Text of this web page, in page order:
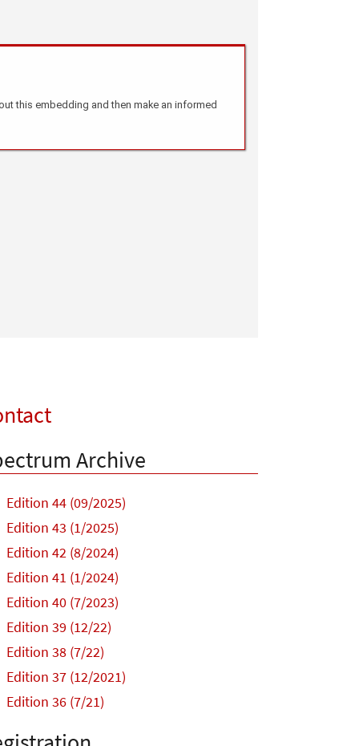
Archive
Edition 44 (09/2025)
Edition 43 (1/2025)
Edition 42 (8/2024)
Edition 41 (1/2024)
Edition 40 (7/2023)
Edition 39 (12/22)
Edition 38 (7/22)
Edition 37 (12/2021)
Edition 36 (7/21)